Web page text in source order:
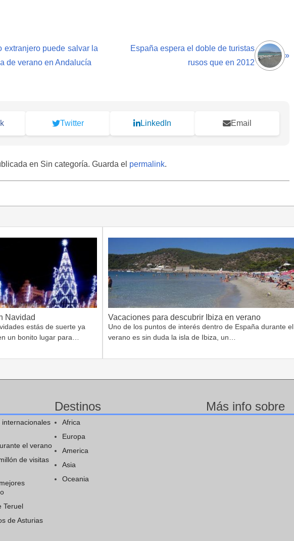
extranjero puede salvar la
de verano en Andalucía
España espera el doble de turistas
rusos que en 2012
»
Twitter LinkedIn Email
en Sin categoría. Guarda el permalink.
Navidad
estás de suerte ya
un bonito lugar para…
Vacaciones para descubrir Ibiza en verano
Uno de los puntos de interés dentro de España durante el
verano es sin duda la isla de Ibiza, un…
el verano
de visitas
Teruel
de Asturias
Destinos
Africa
Europa
America
Asia
Oceania
Más info sobre